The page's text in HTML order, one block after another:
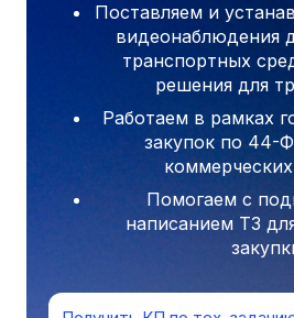
Поставляем и
видеонаблюдения
транспортных
решения для
Работаем в рамках
закупок по 44-
Помогаем с
написанием ТЗ